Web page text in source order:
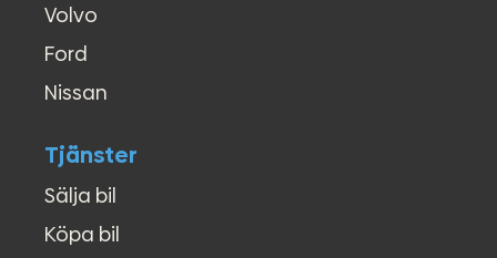
Volvo
Ford
Nissan
Tjänster
Sälja bil
Köpa bil